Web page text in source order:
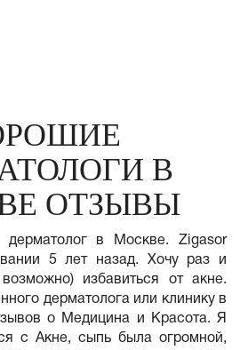
В
ОТЗЫВЫ
в Москве. Zigasor
5 лет назад. Хочу раз и
избавиться от акне.
дерматолога или клинику в
о Медицина и Красота. Я
с Акне, сыпь была огромной,